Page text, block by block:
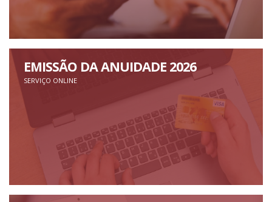
EMISSÃO DA ANUIDADE 2026
SERVIÇO ONLINE